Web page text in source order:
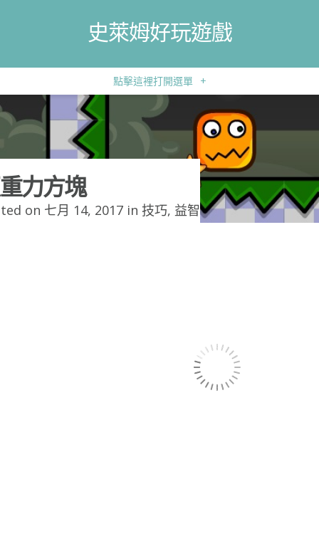
史萊姆好玩遊戲
點擊這裡打開選單 +
力方塊
on 七月 14, 2017 in 技巧, 益智